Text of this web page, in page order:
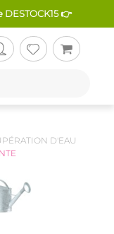
DESTOCK15 👉
D'EAU